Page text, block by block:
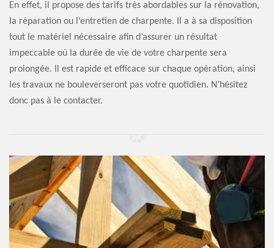
En effet, il propose des tarifs très abordables sur la rénovation,
la réparation ou l’entretien de charpente. Il a à sa disposition
tout le matériel nécessaire afin d’assurer un résultat
impeccable où la durée de vie de votre charpente sera
prolongée. Il est rapide et efficace sur chaque opération, ainsi
les travaux ne bouleverseront pas votre quotidien. N’hésitez
donc pas à le contacter.